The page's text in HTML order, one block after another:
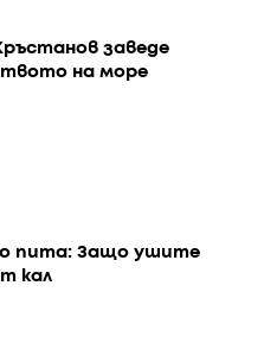
заведе
на море
пита: Защо ушите
кал